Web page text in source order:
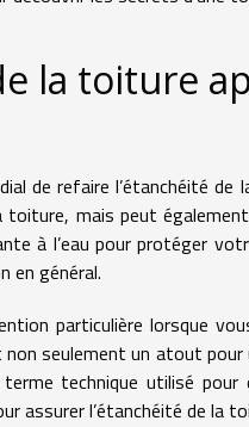
la toiture
de refaire l’étanchéité
mais peut
à l’eau pour protéger
en général.
particulière lorsque
seulement un atout
technique utilisé
assurer l’étanchéité de la